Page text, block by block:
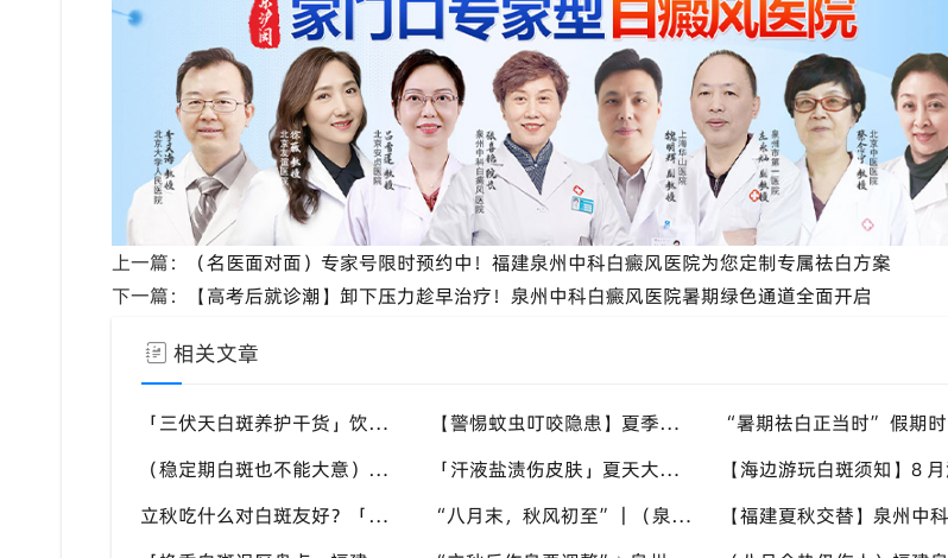
上一篇：
（名医面对面）专家号限时预约中！福建泉州中科白癜风医院为您定制专属祛白方案
下一篇：
【高考后就诊潮】卸下压力趁早治疗！泉州中科白癜风医院暑期绿色通道全面开启
相关文章
「三伏天白斑养护干货」饮食作息双调节，减少白斑加重诱因，福建泉州中科白癜风医院为福建白斑群体科普实用知识 【警惕蚊虫叮咬隐患】夏季蚊虫多，抓破皮肤易触发同形反应，福建泉州中科白癜风医院提醒白癜风患者做好防蚊护理
（稳定期白斑也不能大意）盛夏外界刺激多，忽视防护也会复发，福建泉州中科白癜风医院分享白癜风夏季维持护理知识
「汗液盐渍伤皮肤」夏天大量出汗，盐分滞留刺激白斑患处，福建泉州中科白癜风医院讲解白癜风患者夏日皮肤清洁要点
立秋吃什么对白斑友好？「泉州中科白癜风医院」福建白癜风患者饮食不要盲目忌口
“八月末，秋风初至”｜（泉州）福建泉州中科白癜风医院，聊聊白癜风换季防护关键点